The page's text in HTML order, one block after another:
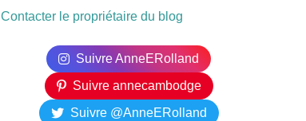
Contacter le propriétaire du blog
Suivre AnneERolland
Suivre annecambodge
Suivre @AnneERolland